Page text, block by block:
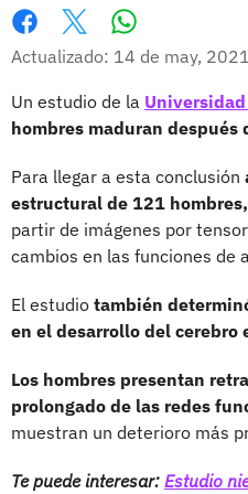
Facebook
X
Actualizado: 14 de may, 2021
Un estudio de la
hombres maduran después
Para llegar a esta conclusión
estructural de 121
partir de imágenes por
cambios en las funciones de
El estudio también
en el desarrollo del cerebro
Los hombres presentan
prolongado de las redes
muestran un deterioro más
Te puede interesar: Estudio